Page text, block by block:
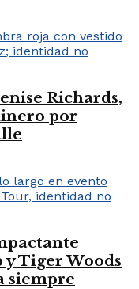
Richards,
por
Tiger Woods
siempre